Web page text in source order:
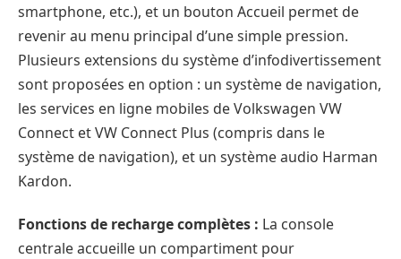
smartphone, etc.), et un bouton Accueil permet de
revenir au menu principal d’une simple pression.
Plusieurs extensions du système d’infodivertissement
sont proposées en option : un système de navigation,
les services en ligne mobiles de Volkswagen VW
Connect et VW Connect Plus (compris dans le
système de navigation), et un système audio Harman
Kardon.
Fonctions de recharge complètes : La console
centrale accueille un compartiment pour